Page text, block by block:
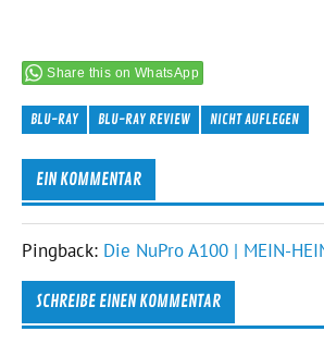
Share this on WhatsApp
BLU-RAY BLU-RAY REVIEW NICHT AUFLEGEN
EIN KOMMENTAR
Pingback: Die NuPro A100 | MEIN-
SCHREIBE EINEN KOMMENTAR